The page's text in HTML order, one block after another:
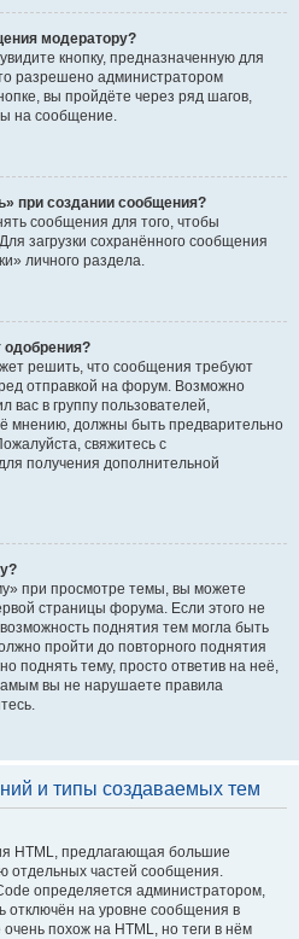
модератору?
кнопку, предназначенную для
разрешено администратором
вы пройдёте через ряд шагов,
на сообщение.
при создании сообщения?
сообщения для того, чтобы
загрузки сохранённого сообщения
личного раздела.
одобрения?
решить, что сообщения требуют
отправкой на форум. Возможно
вас в группу пользователей,
мнению, должны быть предварительно
свяжитесь с
получения дополнительной
при просмотре темы, вы можете
страницы форума. Если этого не
поднятия тем могла быть
пройти до повторного поднятия
поднять тему, просто ответив на неё,
вы не нарушаете правила
и типы создаваемых тем
HTML, предлагающая большие
отдельных частей сообщения.
определяется администратором,
отключён на уровне сообщения в
похож на HTML, но теги в нём